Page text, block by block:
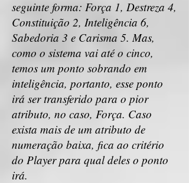
seguinte forma: Força 1, Destreza 4,
Constituição 2, Inteligência 6,
Sabedoria 3 e Carisma 5. Mas,
como o sistema vai até o cinco,
temos um ponto sobrando em
inteligência, portanto, esse ponto
irá ser transferido para o pior
atributo, no caso, Força. Caso
exista mais de um atributo de
numeração baixa, fica ao critério
do Player para qual deles o ponto
irá.